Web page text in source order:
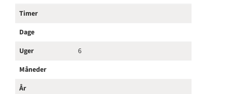
Timer
Dage
Uger
6
Måneder
År